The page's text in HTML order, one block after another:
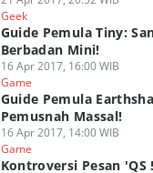
Geek
Guide Pemula Tiny:
Berbadan Mini!
16 Apr 2017, 16:00 WIB
Game
Guide Pemula
Pemusnah Massal!
16 Apr 2017, 14:00 WIB
Game
Kontroversi Pesan 'QS